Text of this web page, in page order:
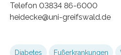
Telefon 03834 86-6000
heidecke@uni-greifswald.de
Diabetes Fußerkrankungen